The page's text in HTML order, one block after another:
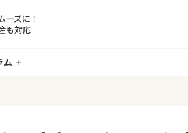
ーズに！
も対応
ム